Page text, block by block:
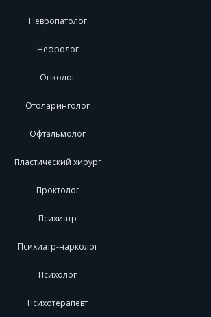
Невропатолог
Нефролог
Онколог
Отоларинголог
Офтальмолог
Пластический хирург
Проктолог
Психиатр
Психиатр-нарколог
Психолог
Психотерапевт